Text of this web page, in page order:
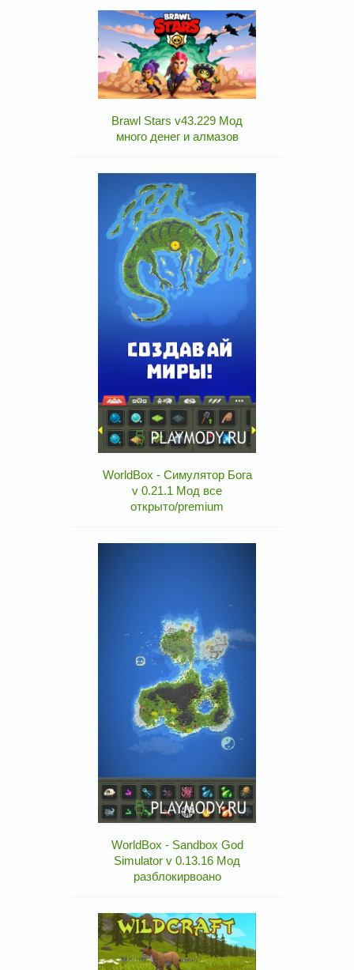
Brawl Stars v43.229 Мод
много денег и алмазов
WorldBox - Симулятор Бога
v 0.21.1 Мод все
открыто/premium
WorldBox - Sandbox God
Simulator v 0.13.16 Мод
разблокирвоано